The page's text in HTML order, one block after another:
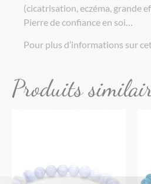
(cicatrisation, eczéma, grande
Pierre de confiance en soi…
Pour plus d’informations sur
Produits